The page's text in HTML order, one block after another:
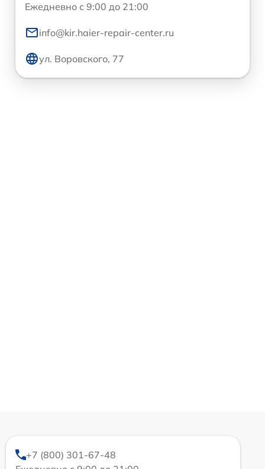
Ежедневно с 9:00 до 21:00
info@kir.haier-repair-center.ru
ул. Воровского, 77
+7 (800) 301-67-48